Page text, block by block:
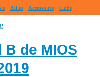
Balles Accessoires Clubs
de MIOS